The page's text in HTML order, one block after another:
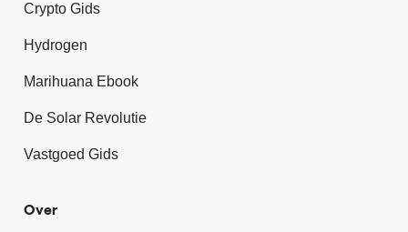
Crypto Gids
Hydrogen
Marihuana Ebook
De Solar Revolutie
Vastgoed Gids
Over